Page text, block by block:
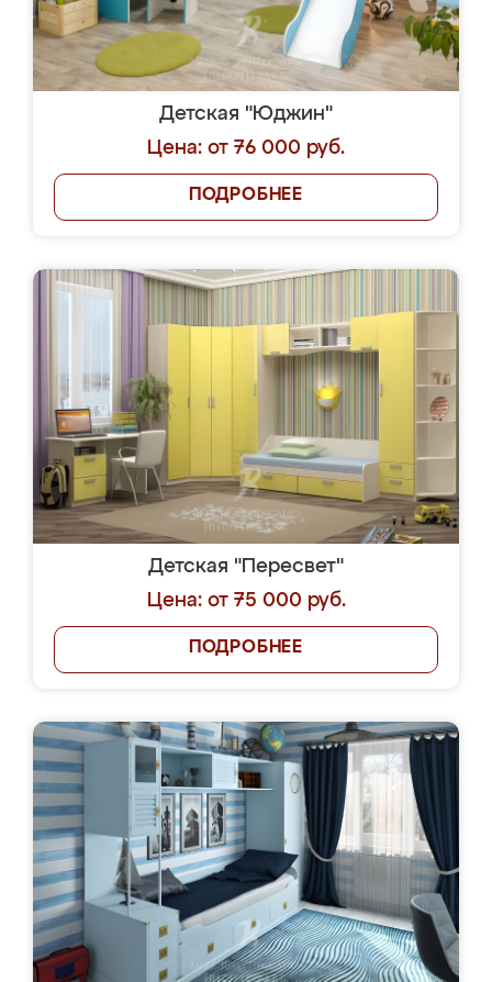
Детская "Юджин"
Цена: от 76 000 руб.
ПОДРОБНЕЕ
Детская "Пересвет"
Цена: от 75 000 руб.
ПОДРОБНЕЕ